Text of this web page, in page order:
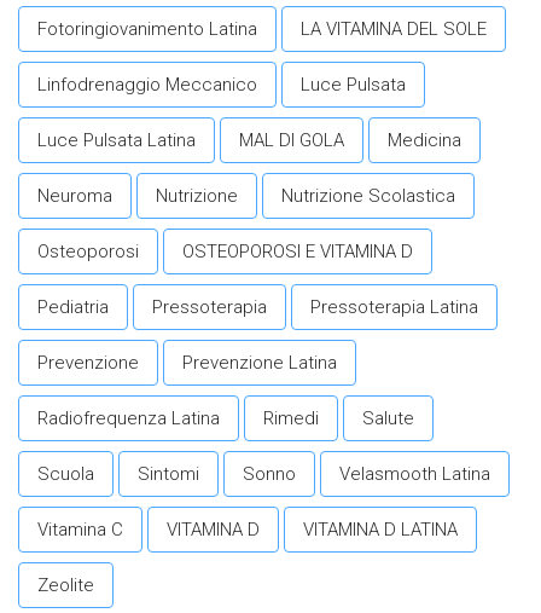
Fotoringiovanimento Latina LA VITAMINA DEL SOLE
Linfodrenaggio Meccanico Luce Pulsata
Luce Pulsata Latina MAL DI GOLA Medicina
Neuroma Nutrizione Nutrizione Scolastica
Osteoporosi OSTEOPOROSI E VITAMINA D
Pediatria Pressoterapia Pressoterapia Latina
Prevenzione Prevenzione Latina
Radiofrequenza Latina Rimedi Salute
Scuola Sintomi Sonno Velasmooth Latina
Vitamina C VITAMINA D VITAMINA D LATINA
Zeolite